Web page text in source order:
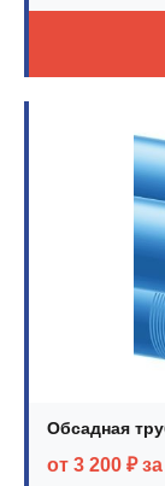
Обсадная
от 3 200 ₽